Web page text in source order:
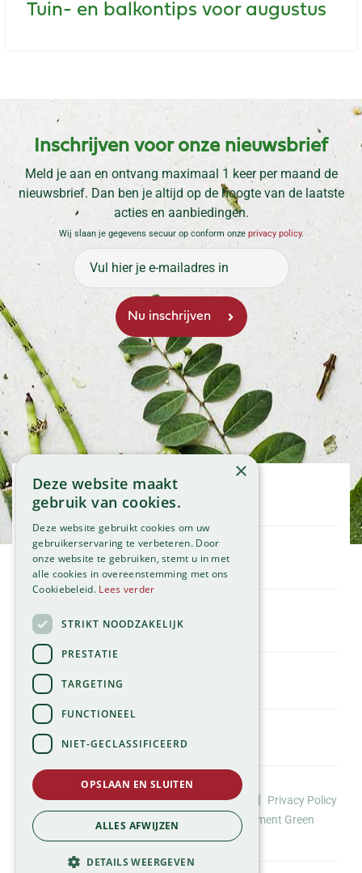
Tuin- en balkontips voor augustus
Inschrijven voor onze nieuwsbrief
Meld je aan en ontvang maximaal 1 keer per maand de
nieuwsbrief. Dan ben je altijd op de hoogte van de laatste
acties en aanbiedingen.
Wij slaan je gegevens secuur op conform onze privacy policy.
Openingstijden
Maandag
Dinsdag
Woensdag
Donderdag
Vrijdag
Zaterdag
Zondag
Bekijk onze afwijkende openingstijden >
Klantenservice
Service
Tuincentrum
Contact
Global Garden
Hillegommerdijk 554
2136 KX Zwaanshoek
T.023 584 23 54
E.info@globalgarden.nl
Nick's Tuincafé:
06-57663460
info@nickstuincafe.nl
©Tuincentrum Global Garden |Huisregels |
Privacy Policy
Website design door Buro Brein
Development Green
Solutions
×
Deze website maakt
gebruik van cookies.
Deze website gebruikt cookies om uw
gebruikerservaring te verbeteren. Door
onze website te gebruiken, stemt u in met
alle cookies in overeenstemming met ons
Cookiebeleid. Lees verder
STRIKT NOODZAKELIJK
PRESTATIE
TARGETING
FUNCTIONEEL
NIET-GECLASSIFICEERD
OPSLAAN EN SLUITEN
ALLES AFWIJZEN
DETAILS WEERGEVEN